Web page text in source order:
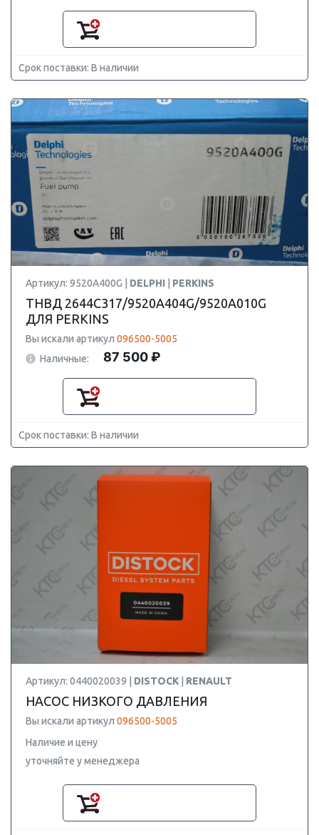
Срок поставки: В наличии
Артикул: 9520A400G | DELPHI PERKINS
ТНВД 2644C317/9520A404G/9520A010G
ДЛЯ PERKINS
Вы искали артикул 096500-5005
Наличные:
87 500 ₽
Срок поставки: В наличии
Артикул: 0440020039 | DISTOCK RENAULT
НАСОС НИЗКОГО ДАВЛЕНИЯ
Вы искали артикул 096500-5005
Наличие и цену
уточняйте у менеджера